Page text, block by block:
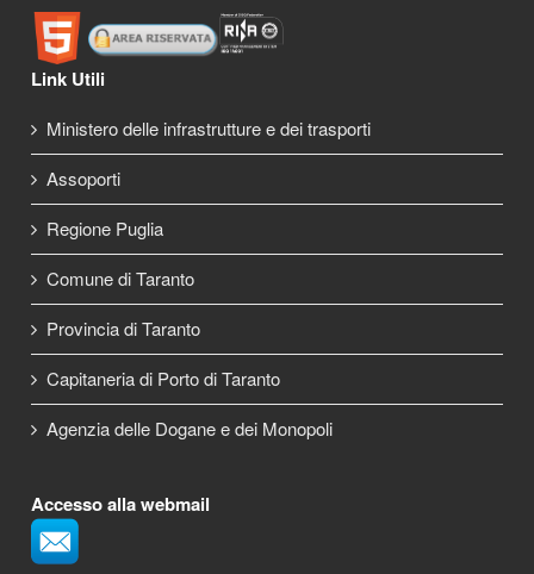
Link Utili
Ministero delle infrastrutture e dei trasporti
Assoporti
Regione Puglia
Comune di Taranto
Provincia di Taranto
Capitaneria di Porto di Taranto
Agenzia delle Dogane e dei Monopoli
Accesso alla webmail